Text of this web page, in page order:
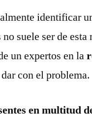
identificar
suele ser de
un expertos en la
con el problema.
en multitud